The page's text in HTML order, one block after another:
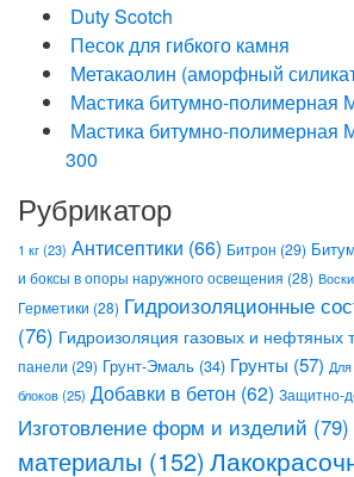
Duty Scotch
Песок для гибкого камня
Метакаолин (аморфный
Мастика битумно-полимерная
Мастика битумно-
300
Рубрикатор
1 кг(23) Антисептики (66) Битрон (29)
и боксы в опоры наружного освещения (28)
Герметики (28) Гидроизоляционные
(76) Гидроизоляция газовых и нефтяных
панели (29) Грунт-Эмаль (34) Грунты (57)
блоков(25) Добавки в бетон (62) Защитно-
Изготовление форм и изделий (79)
материалы (152)